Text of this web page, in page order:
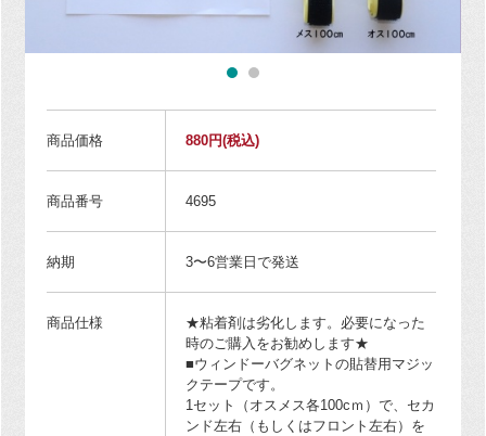
商品価格 880円(税込)
商品番号 4695
納期 3〜6営業日で発送
商品仕様
★粘着剤は劣化します。必要になった
時のご購入をお勧めします★
■ウィンドーバグネットの貼替用マジッ
クテープです。
1セット（オスメス各100cｍ）で、セカ
ンド左右（もしくはフロント左右）を